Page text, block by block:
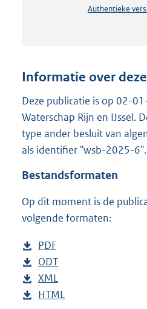
Authentieke
Informatie over
Deze publicatie is op 02-
Waterschap Rijn en IJssel.
type ander besluit van
als identifier "wsb-2025-6".
Bestandsformaten
Op dit moment is de
volgende formaten:
D
o
w
n
PDF
e
s
t
D
o
w
ODT
s
D
o
XML
e
D
HTML